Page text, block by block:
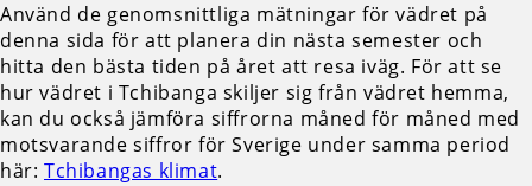
Använd de genomsnittliga mätningar för vädret på
denna sida för att planera din nästa semester och
hitta den bästa tiden på året att resa iväg. För att se
hur vädret i Tchibanga skiljer sig från vädret hemma,
kan du också jämföra siffrorna måned för måned med
motsvarande siffror för Sverige under samma period
här: Tchibangas klimat.